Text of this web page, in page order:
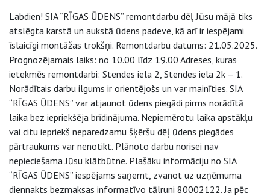
Labdien! SIA “RĪGAS ŪDENS” remontdarbu dēļ Jūsu mājā tiks
atslēgta karstā un aukstā ūdens padeve, kā arī ir iespējami
īslaicīgi montāžas trokšņi. Remontdarbu datums: 21.05.2025.
Prognozējamais laiks: no 10.00 līdz 19.00 Adreses, kuras
ietekmēs remontdarbi: Stendes iela 2, Stendes iela 2k – 1.
Norādītais darbu ilgums ir orientējošs un var mainīties. SIA
“RĪGAS ŪDENS” var atjaunot ūdens piegādi pirms norādītā
laika bez iepriekšēja brīdinājuma. Nepiemērotu laika apstākļu
vai citu iepriekš neparedzamu šķēršu dēļ ūdens piegādes
pārtraukums var nenotikt. Plānoto darbu norisei nav
nepieciešama Jūsu klātbūtne. Plašāku informāciju no SIA
“RĪGAS ŪDENS” iespējams saņemt, zvanot uz uzņēmuma
diennakts bezmaksas informatīvo tālruni 80002122. Ja pēc